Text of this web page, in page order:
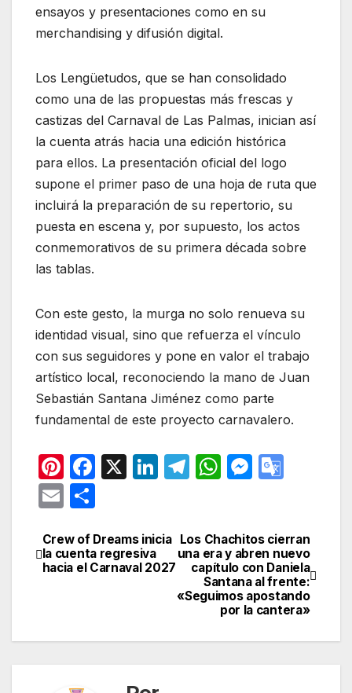
ensayos y presentaciones como en su
merchandising y difusión digital.
Los Lengüetudos, que se han consolidado
como una de las propuestas más frescas y
castizas del Carnaval de Las Palmas, inician así
la cuenta atrás hacia una edición histórica
para ellos. La presentación oficial del logo
supone el primer paso de una hoja de ruta que
incluirá la preparación de su repertorio, su
puesta en escena y, por supuesto, los actos
conmemorativos de su primera década sobre
las tablas.
Con este gesto, la murga no solo renueva su
identidad visual, sino que refuerza el vínculo
con sus seguidores y pone en valor el trabajo
artístico local, reconociendo la mano de Juan
Sebastián Santana Jiménez como parte
fundamental de este proyecto carnavalero.
Pi
nt
er
e
st
F
e
b
k
X
Li
e
dI
T
gr
a
m
W
s
A
p
p
M
s
e
n
g
er
gl
e
Tr
a
n
E
ail m
p
Navegación
de
Los Chachitos cierran
una era y abren nuevo
capítulo con Daniela
Santana al frente:
«Seguimos apostando
por la cantera»
Crew of Dreams inicia
la cuenta regresiva
hacia el Carnaval 2027